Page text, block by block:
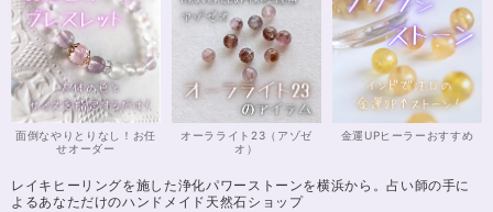
面倒なやりとりなし！お任
せオーダー
オーラライト23（アゾゼ
オ）
金運UPヒーラーおすすめ
レイキヒーリングを施した浄化パワーストーンを横浜から。占い師の手に
よるあなただけのハンドメイド天然石ショップ